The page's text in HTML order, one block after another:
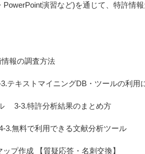
演習など)を通じて、特許情
報の調査方法
キストマイニングDB・ツールの利
3-3.特許分析結果のまとめ方
無料で利用できる文献分析ツール
プ作成 【質疑応答・名刺交換】